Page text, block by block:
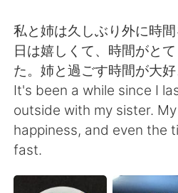
私と姉は久しぶり外に時
日は嬉しくて、時間がと
た。姉と過ごす時間が大
It's been a while since I
outside with my sister.
happiness, and even the
fast.